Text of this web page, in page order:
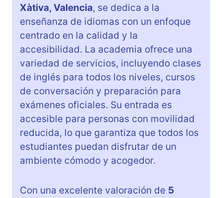
Xàtiva, Valencia, se dedica a la
enseñanza de idiomas con un enfoque
centrado en la calidad y la
accesibilidad. La academia ofrece una
variedad de servicios, incluyendo clases
de inglés para todos los niveles, cursos
de conversación y preparación para
exámenes oficiales. Su entrada es
accesible para personas con movilidad
reducida, lo que garantiza que todos los
estudiantes puedan disfrutar de un
ambiente cómodo y acogedor.
Con una excelente valoración de 5